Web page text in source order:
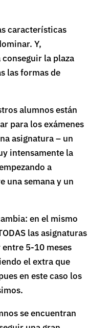
características
Y,
la plaza
las formas de
alumnos están
para los exámenes
asignatura – un
intensamente la
a
una semana y un
en el mismo
las asignaturas
5-10 meses
el extra que
en este caso los
se encuentran